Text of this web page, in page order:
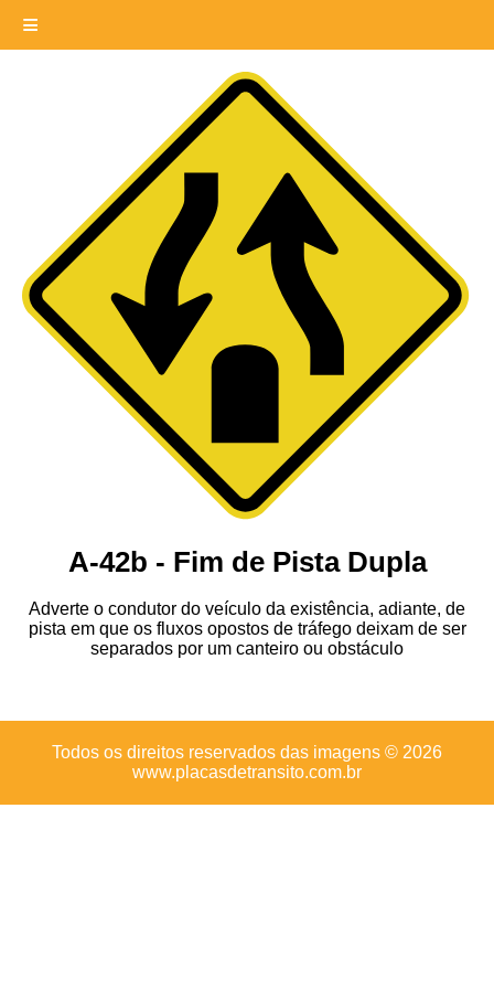
A-42b - Fim de Pista Dupla
Adverte o condutor do veículo da existência, adiante, de
pista em que os fluxos opostos de tráfego deixam de ser
separados por um canteiro ou obstáculo
Todos os direitos reservados das imagens © 2026
www.placasdetransito.com.br